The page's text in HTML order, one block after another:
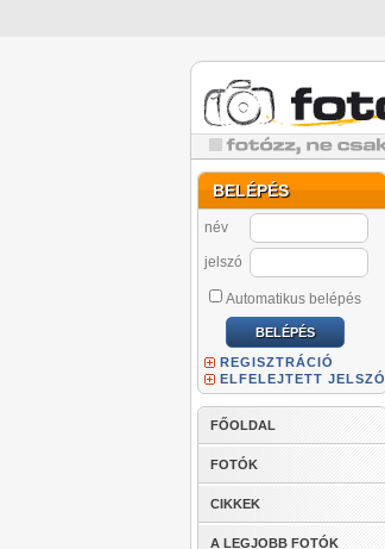
BELÉPÉS
név
jelszó
Automatikus belépés
REGISZTRÁCIÓ
ELFELEJTETT JELSZÓ
FŐOLDAL
FOTÓK
CIKKEK
A LEGJOBB FOTÓK